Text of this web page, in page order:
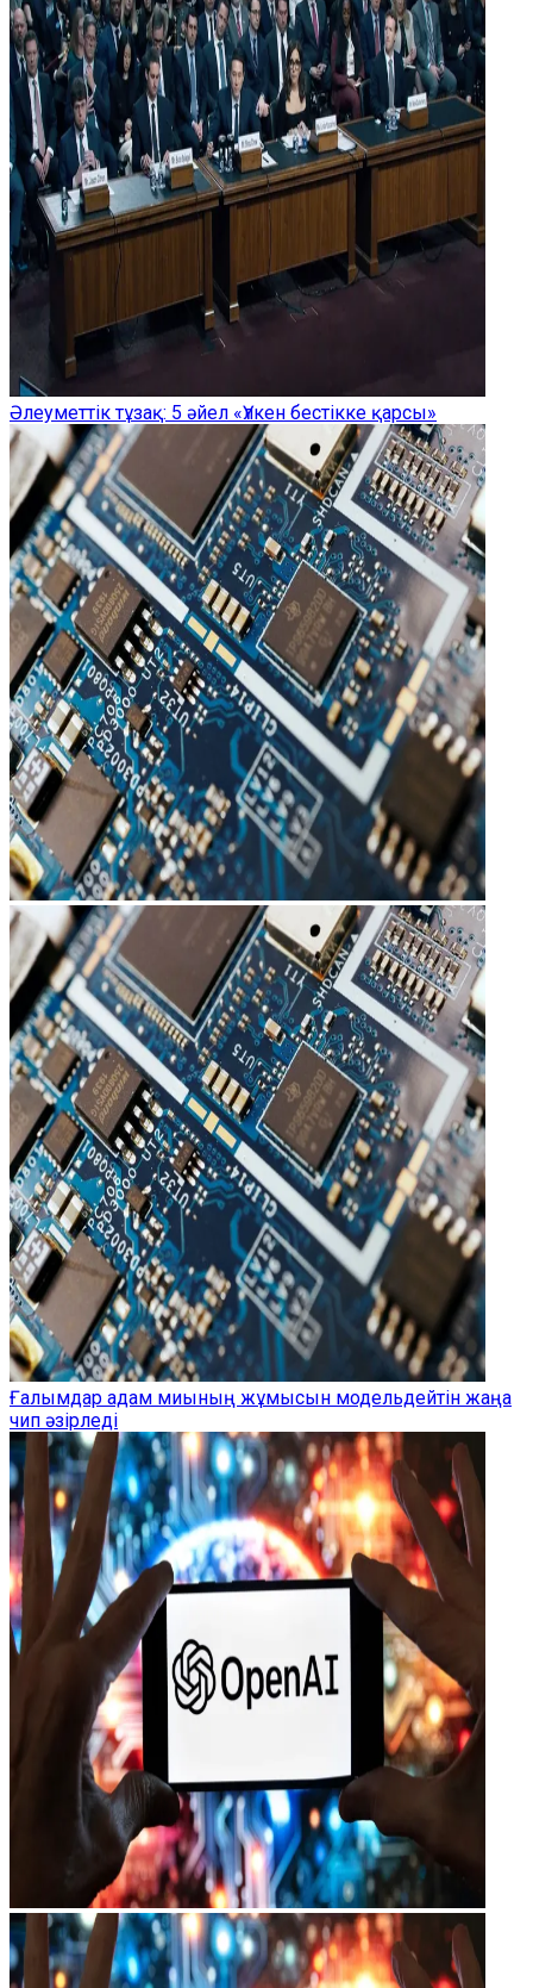
Әлеуметтік тұзақ: 5 әйел «Үлкен бестікке қарсы»
Ғалымдар адам миының жұмысын модельдейтін жаңа
чип әзірледі